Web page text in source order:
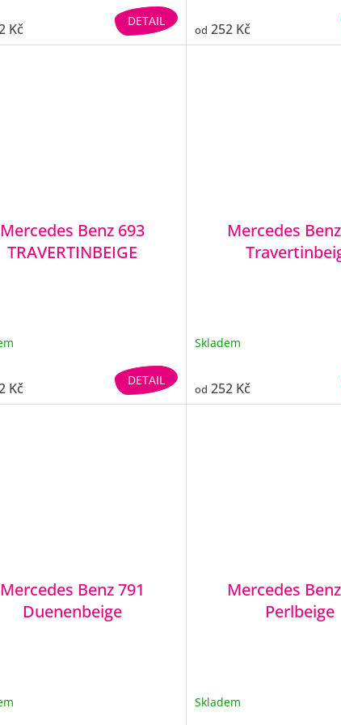
Kč DETAIL
od 252 Kč
Mercedes Benz 693
TRAVERTINBEIGE
Kč DETAIL
Mercedes
Skladem
od 252 Kč
Mercedes Benz 791
Duenenbeige
Mercedes
Perlbeige
Skladem